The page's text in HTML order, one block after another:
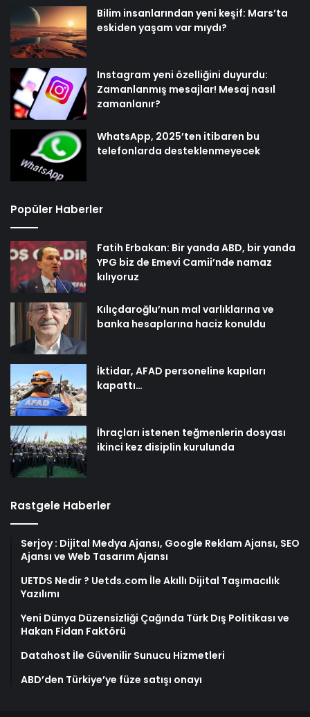
Bilim insanlarından yeni keşif: Mars’ta
eskiden yaşam var mıydı?
Instagram yeni özelliğini duyurdu:
Zamanlanmış mesajlar! Mesaj nasıl
zamanlanır?
WhatsApp, 2025’ten itibaren bu
telefonlarda desteklenmeyecek
Popüler Haberler
Fatih Erbakan: Bir yanda ABD, bir yanda
YPG biz de Emevi Camii’nde namaz
kılıyoruz
Kılıçdaroğlu’nun mal varlıklarına ve
banka hesaplarına haciz konuldu
İktidar, AFAD personeline kapıları
kapattı…
İhraçları istenen teğmenlerin dosyası
ikinci kez disiplin kurulunda
Rastgele Haberler
Serjoy : Dijital Medya Ajansı, Google Reklam Ajansı, SEO
Ajansı ve Web Tasarım Ajansı
UETDS Nedir ? Uetds.com İle Akıllı Dijital Taşımacılık
Yazılımı
Yeni Dünya Düzensizliği Çağında Türk Dış Politikası ve
Hakan Fidan Faktörü
Datahost İle Güvenilir Sunucu Hizmetleri
ABD’den Türkiye’ye füze satışı onayı